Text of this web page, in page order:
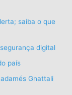
saiba o que
digital
país
Gnattali